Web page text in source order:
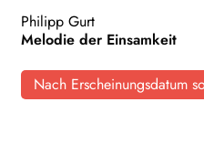
Philipp Gurt
Melodie der Einsamkeit
Nach Erscheinungsdatum